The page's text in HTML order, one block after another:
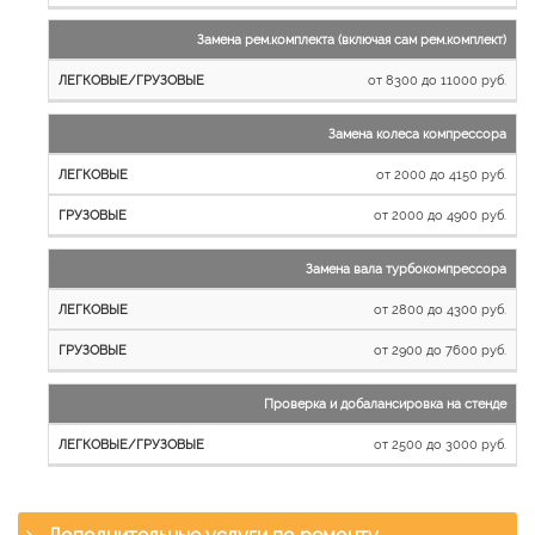
Замена рем.комплекта (включая сам рем.комплект)
от 8300 до 11000 руб.
Замена колеса компрессора
от 2000 до 4150 руб.
от 2000 до 4900 руб.
Замена вала турбокомпрессора
от 2800 до 4300 руб.
от 2900 до 7600 руб.
Проверка и добалансировка на стенде
от 2500 до 3000 руб.